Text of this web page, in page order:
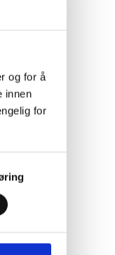
og for å
innen
for